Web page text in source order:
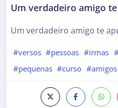
Um verdadeiro amigo
Um verdadeiro amigo te
#versos #pessoas #irmas
#pequenas #curso #amigos